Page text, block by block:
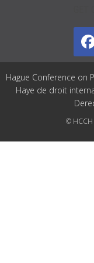
Hague Conference on
Haye de droit
©